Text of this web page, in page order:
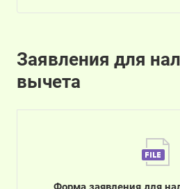
Заявления для
вычета